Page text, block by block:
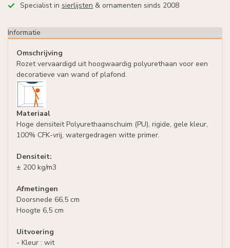
Specialist in sierlijsten & ornamenten sinds 2008
Informatie
Omschrijving
Rozet vervaardigd uit hoogwaardig polyurethaan voor een
decoratieve van wand of plafond.
Materiaal
Hoge densiteit Polyurethaanschuim (PU), rigide, gele kleur,
100% CFK-vrij, watergedragen witte primer.
Densiteit:
± 200 kg/m3
Afmetingen
Doorsnede 66,5 cm
Hoogte 6,5 cm
Uitvoering
- Kleur : wit